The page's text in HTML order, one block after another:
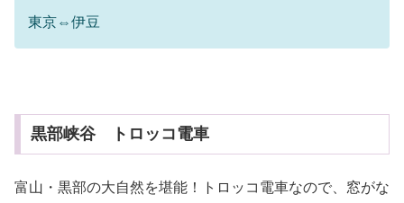
東京⇔伊豆
黒部峡谷 トロッコ電車
富山・黒部の大自然を堪能！トロッコ電車なので、窓がな